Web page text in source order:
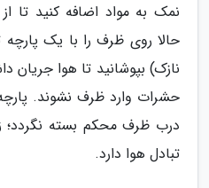
نمک به مواد اضافه کنید تا
حالا روی ظرف را با یک پارچه
نازک) بپوشانید تا هوا
حشرات وارد ظرف نشوند.
درب ظرف محکم بسته نگردد؛
تبادل هوا دارد.